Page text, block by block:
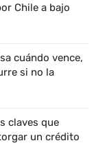
Chile a bajo
cuándo vence,
si no la
claves que
un crédito